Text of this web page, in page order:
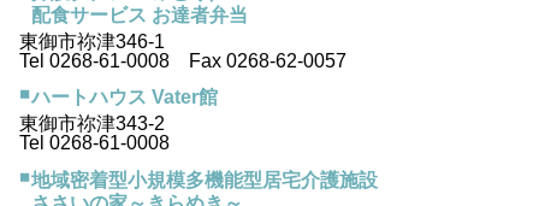
配食サービス お達者弁当
東御市祢津346-1
Tel 0268-61-0008 Fax 0268-62-0057
ハートハウス Vater館
東御市祢津343-2
Tel 0268-61-0008
地域密着型小規模多機能型居宅介護施設